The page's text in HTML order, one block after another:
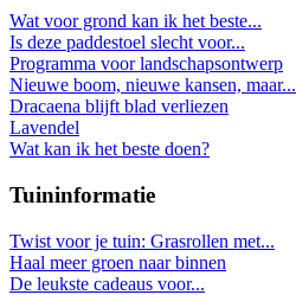
Wat voor grond kan ik het beste...
Is deze paddestoel slecht voor...
Programma voor landschapsontwerp
Nieuwe boom, nieuwe kansen, maar...
Dracaena blijft blad verliezen
Lavendel
Wat kan ik het beste doen?
Tuininformatie
Twist voor je tuin: Grasrollen met...
Haal meer groen naar binnen
De leukste cadeaus voor...